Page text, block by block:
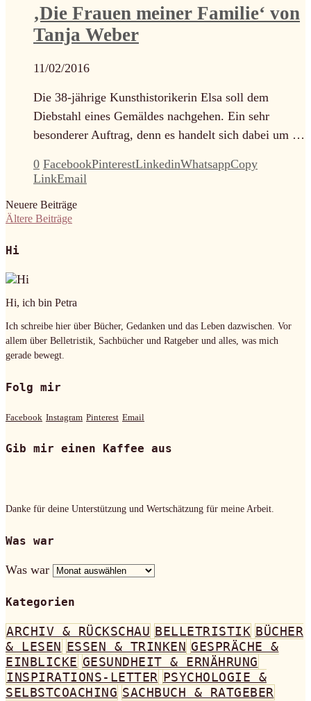
‚Die Frauen meiner Familie‘ von
Tanja Weber
11/02/2016
Die 38-jährige Kunsthistorikerin Elsa soll dem
Diebstahl eines Gemäldes nachgehen. Ein sehr
besonderer Auftrag, denn es handelt sich dabei um …
0 FacebookPinterestLinkedinWhatsappCopy
LinkEmail
Neuere Beiträge
Ältere Beiträge
Hi
Hi, ich bin Petra
Ich schreibe hier über Bücher, Gedanken und das Leben dazwischen. Vor
allem über Belletristik, Sachbücher und Ratgeber und alles, was mich
gerade bewegt.
Folg mir
Facebook Instagram Pinterest Email
Gib mir einen Kaffee aus
Danke für deine Unterstützung und Wertschätzung für meine Arbeit.
Was war
Was war
Kategorien
ARCHIV & RÜCKSCHAU BELLETRISTIK BÜCHER
& LESEN ESSEN & TRINKEN GESPRÄCHE &
EINBLICKE GESUNDHEIT & ERNÄHRUNG
INSPIRATIONS-LETTER PSYCHOLOGIE &
SELBSTCOACHING SACHBUCH & RATGEBER